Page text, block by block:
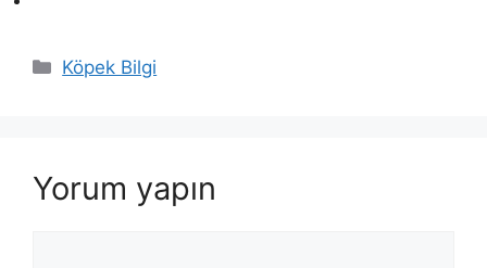
Kategoriler
Köpek Bilgi
Yorum yapın